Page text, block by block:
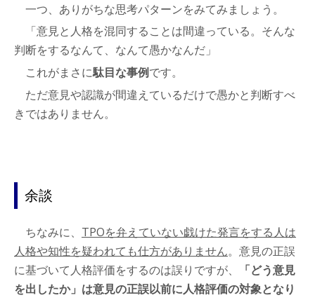
一つ、ありがちな思考パターンをみてみましょう。
「意見と人格を混同することは間違っている。そんな
判断をするなんて、なんて愚かなんだ」
これがまさに駄目な事例です。
ただ意見や認識が間違えているだけで愚かと判断すべ
きではありません。
余談
ちなみに、 TPOを弁えていない戯けた発言をする人は
人格や知性を疑われても仕方がありません。意見の正誤
に基づいて人格評価をするのは誤りですが、
「どう意見
を出したか」は意見の正誤以前に人格評価の対象となり